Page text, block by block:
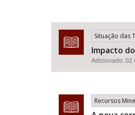
Situação das
Impacto
Adicionado:02
Recursos